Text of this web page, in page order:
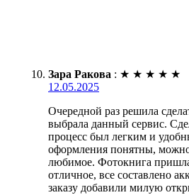
Зара Ракова : ★ ★ ★ ★ ★
12.05.2025
Очередной раз решила
выбрала данный сервис.
процесс был легким и
оформления понятны,
любимое. Фотокнига
отличное, все составлено
заказу добавили милую